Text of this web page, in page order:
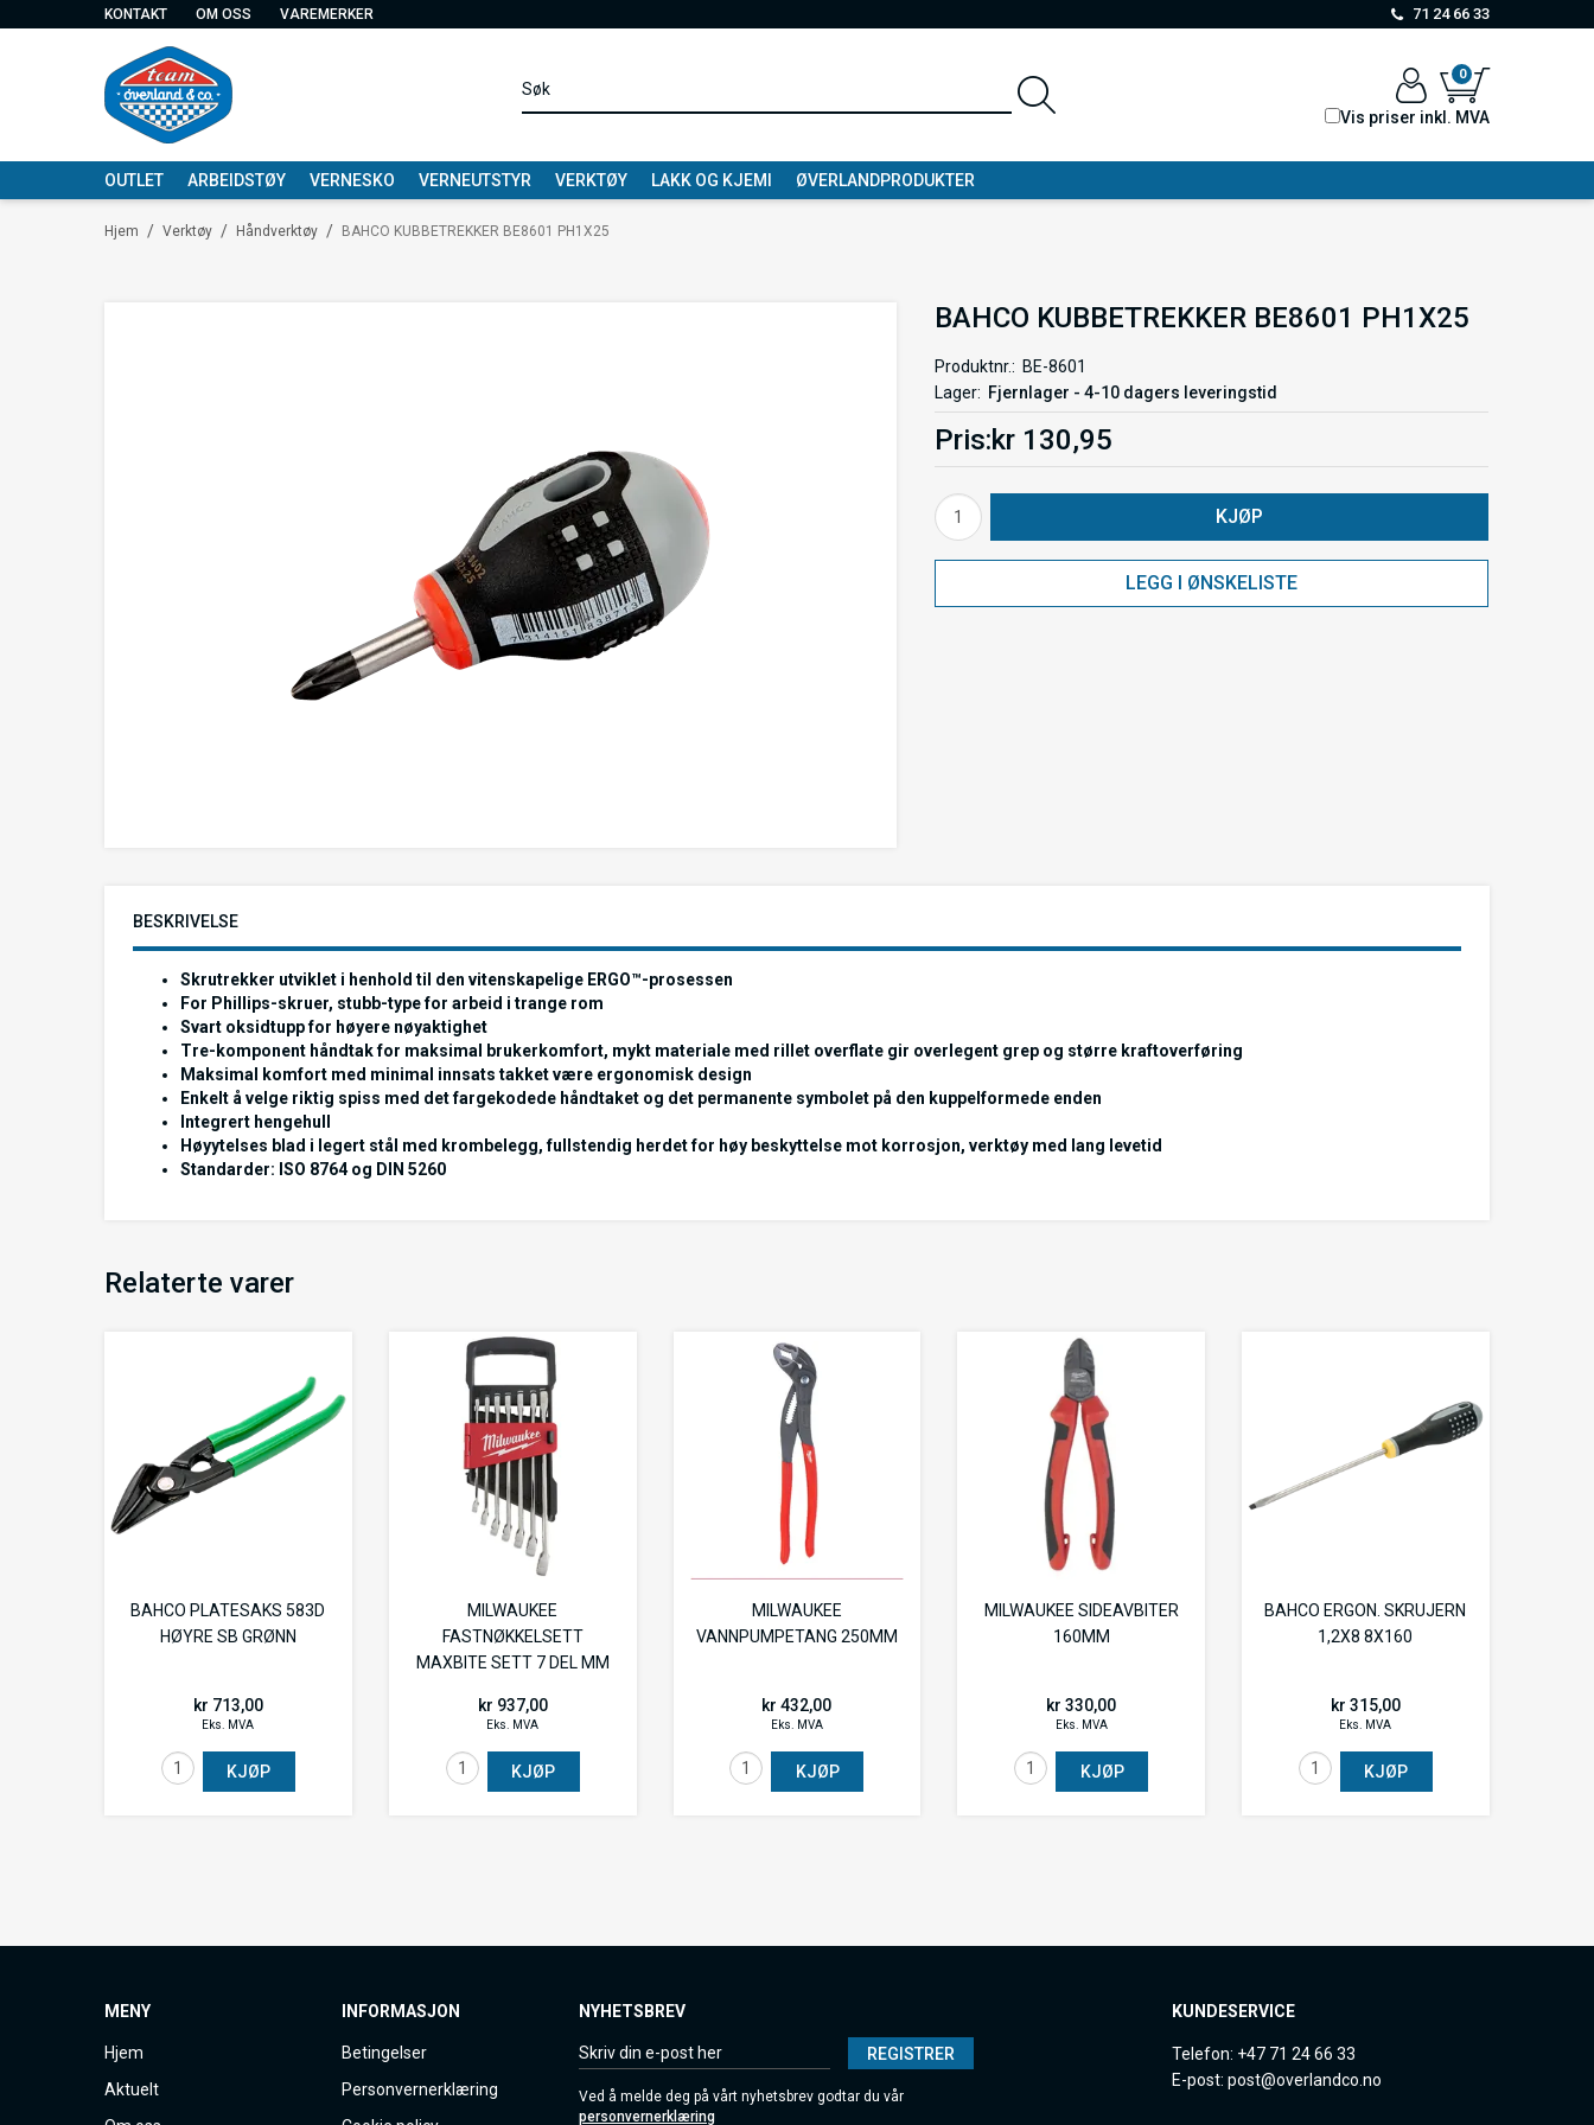
KONTAKT OM OSS VAREMERKER 71 24 66 33
0
Vis priser inkl. MVA
OUTLET ARBEIDSTØY VERNESKO VERNEUTSTYR VERKTØY LAKK OG KJEMI ØVERLANDPRODUKTER
/
Hjem /
Verktøy /
Håndverktøy BAHCO KUBBETREKKER BE8601 PH1X25
BAHCO KUBBETREKKER BE8601 PH1X25
Produktnr.
BE-8601
Lager
Fjernlager - 4-10 dagers leveringstid
Pris kr 130,95
KJØP
LEGG I ØNSKELISTE
BESKRIVELSE
Skrutrekker utviklet i henhold til den vitenskapelige ERGO™-prosessen
For Phillips-skruer, stubb-type for arbeid i trange rom
Svart oksidtupp for høyere nøyaktighet
Tre-komponent håndtak for maksimal brukerkomfort, mykt materiale med rillet overflate gir overlegent grep og større kraftoverføring
Maksimal komfort med minimal innsats takket være ergonomisk design
Enkelt å velge riktig spiss med det fargekodede håndtaket og det permanente symbolet på den kuppelformede enden
Integrert hengehull
Høyytelses blad i legert stål med krombelegg, fullstendig herdet for høy beskyttelse mot korrosjon, verktøy med lang levetid
Standarder: ISO 8764 og DIN 5260
Relaterte varer
BAHCO PLATESAKS 583D
HØYRE SB GRØNN
kr 713,00
Eks. MVA
KJØP
MILWAUKEE
FASTNØKKELSETT
MAXBITE SETT 7 DEL MM
kr 937,00
Eks. MVA
KJØP
MILWAUKEE
VANNPUMPETANG 250MM
kr 432,00
Eks. MVA
KJØP
MILWAUKEE SIDEAVBITER
160MM
kr 330,00
Eks. MVA
KJØP
BAHCO ERGON. SKRUJERN
1,2X8 8X160
kr 315,00
Eks. MVA
KJØP
MENY
Hjem
Aktuelt
INFORMASJON
Betingelser
Personvernerklæring
NYHETSBREV
REGISTRER
Ved å melde deg på vårt nyhetsbrev godtar du vår
personvernerklæring
KUNDESERVICE
Telefon: +47 71 24 66 33
E-post: post@overlandco.no